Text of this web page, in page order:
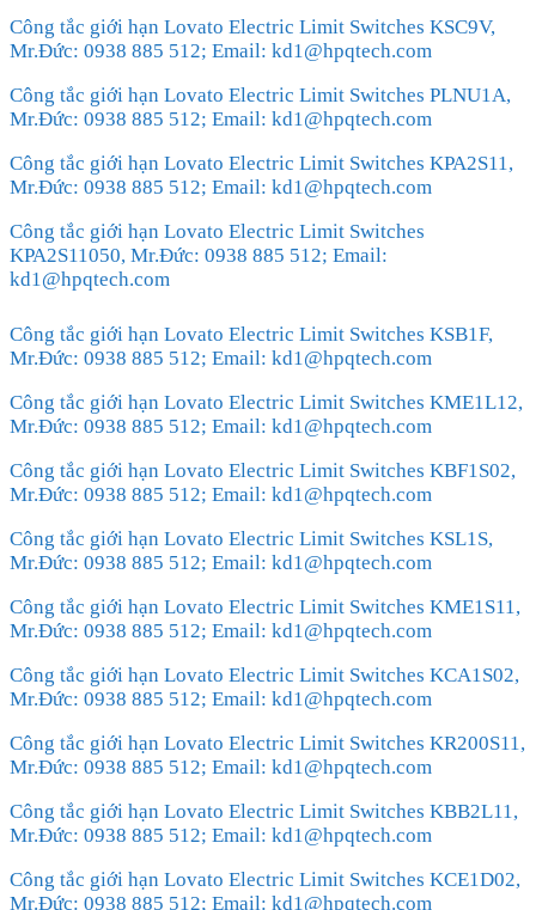
Công tắc giới hạn Lovato Electric Limit Switches KSC9V,
Mr.Đức: 0938 885 512; Email: kd1@hpqtech.com
Công tắc giới hạn Lovato Electric Limit Switches PLNU1A,
Mr.Đức: 0938 885 512; Email: kd1@hpqtech.com
Công tắc giới hạn Lovato Electric Limit Switches KPA2S11,
Mr.Đức: 0938 885 512; Email: kd1@hpqtech.com
Công tắc giới hạn Lovato Electric Limit Switches
KPA2S11050, Mr.Đức: 0938 885 512; Email:
kd1@hpqtech.com
Công tắc giới hạn Lovato Electric Limit Switches KSB1F,
Mr.Đức: 0938 885 512; Email: kd1@hpqtech.com
Công tắc giới hạn Lovato Electric Limit Switches KME1L12,
Mr.Đức: 0938 885 512; Email: kd1@hpqtech.com
Công tắc giới hạn Lovato Electric Limit Switches KBF1S02,
Mr.Đức: 0938 885 512; Email: kd1@hpqtech.com
Công tắc giới hạn Lovato Electric Limit Switches KSL1S,
Mr.Đức: 0938 885 512; Email: kd1@hpqtech.com
Công tắc giới hạn Lovato Electric Limit Switches KME1S11,
Mr.Đức: 0938 885 512; Email: kd1@hpqtech.com
Công tắc giới hạn Lovato Electric Limit Switches KCA1S02,
Mr.Đức: 0938 885 512; Email: kd1@hpqtech.com
Công tắc giới hạn Lovato Electric Limit Switches KR200S11,
Mr.Đức: 0938 885 512; Email: kd1@hpqtech.com
Công tắc giới hạn Lovato Electric Limit Switches KBB2L11,
Mr.Đức: 0938 885 512; Email: kd1@hpqtech.com
Công tắc giới hạn Lovato Electric Limit Switches KCE1D02,
Mr.Đức: 0938 885 512; Email: kd1@hpqtech.com